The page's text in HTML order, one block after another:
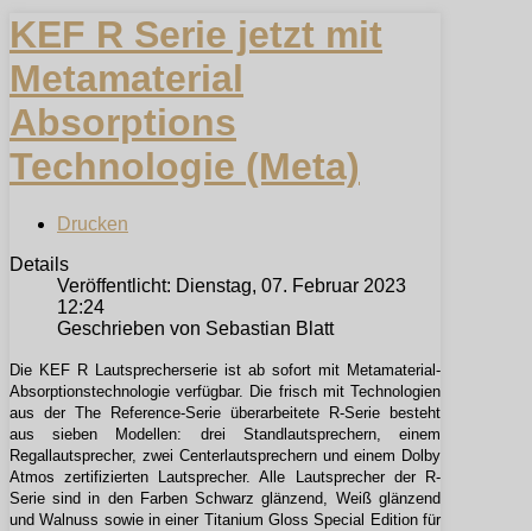
KEF R Serie jetzt mit
Metamaterial
Absorptions
Technologie (Meta)
Drucken
Details
Veröffentlicht: Dienstag, 07. Februar 2023
12:24
Geschrieben von Sebastian Blatt
Die KEF R Lautsprecherserie ist ab sofort mit Metamaterial-
Absorptionstechnologie verfügbar. Die frisch mit Technologien
aus der The Reference-Serie überarbeitete R-Serie besteht
aus sieben Modellen: drei Standlautsprechern, einem
Regallautsprecher, zwei Centerlautsprechern und einem Dolby
Atmos zertifizierten Lautsprecher. Alle Lautsprecher der R-
Serie sind in den Farben Schwarz glänzend, Weiß glänzend
und Walnuss sowie in einer Titanium Gloss Special Edition für